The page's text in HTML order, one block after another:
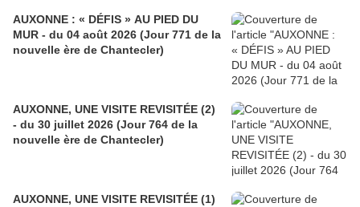
AUXONNE : « DÉFIS » AU PIED DU
MUR - du 04 août 2026 (Jour 771 de la
nouvelle ère de Chantecler)
AUXONNE, UNE VISITE REVISITÉE (2)
- du 30 juillet 2026 (Jour 764 de la
nouvelle ère de Chantecler)
AUXONNE, UNE VISITE REVISITÉE (1)